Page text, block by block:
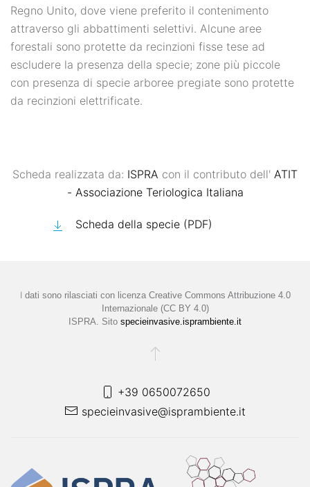
Regno Unito, dove viene preferito il contenimento
attraverso gli abbattimenti selettivi. Alcune aree
forestali sono protette da recinzioni fisse tese ad
escludere la presenza della specie; zone più piccole
con presenza di specie arboree pregiate sono protette
da recinzioni elettrificate.
Scheda realizzata da: ISPRA con il contributo dell' ATIT
- Associazione Teriologica Italiana
Scheda della specie (PDF)
I dati sono rilasciati con licenza Creative Commons Attribuzione 4.0
Internazionale (CC BY 4.0)
ISPRA. Sito specieinvasive.isprambiente.it
+39 0650072650
specieinvasive@isprambiente.it